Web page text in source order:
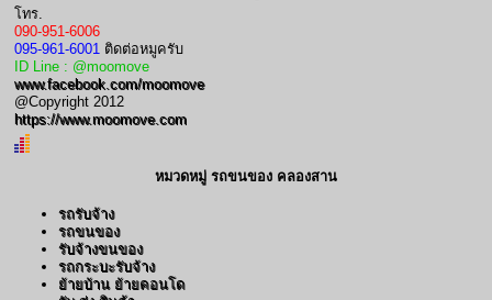
โทร.
090-951-6006
095-961-6001 ติดต่อหมูครับ
ID Line : @moomove
www.facebook.com/moomove
@Copyright 2012
https://www.moomove.com
หมวดหมู่ รถขนของ คลองสาน
รถรับจ้าง
รถขนของ
รับจ้างขนของ
รถกระบะรับจ้าง
ย้ายบ้าน ย้ายคอนโด